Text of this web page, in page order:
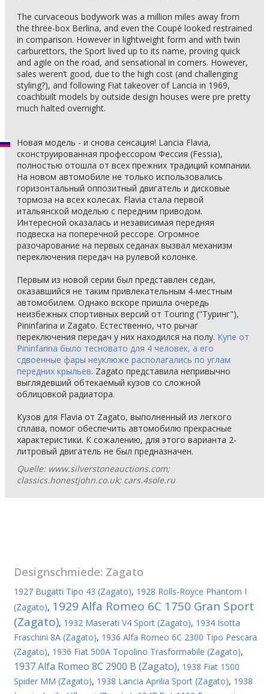
The curvaceous bodywork was a million miles away from
the three-box Berlina, and even the Coupé looked restrained
in comparison. However in lightweight form and with twin
carburettors, the Sport lived up to its name, proving quick
and agile on the road, and sensational in corners. However,
sales weren’t good, due to the high cost (and challenging
styling?), and following Fiat takeover of Lancia in 1969,
coachbuilt models by outside design houses were pre pretty
much halted overnight.
Новая модель - и снова сенсация! Lancia Flavia,
сконструированная профессором Фессия (Fessia),
полностью отошла от всех прежних традиций компании.
На новом автомобиле не только использовались
горизонтальный оппозитный двигатель и дисковые
тормоза на всех колесах. Flavia стала первой
итальянской моделью с передним приводом.
Интересной оказалась и независимая передняя
подвеска на поперечной рессоре. Огромное
разочарование на первых седанах вызвал механизм
переключения передач на рулевой колонке.
Первым из новой серии был представлен седан,
оказавшийся не таким привлекательным 4-местным
автомобилем. Однако вскоре пришла очередь
неизбежных спортивных версий от Touring ("Туринг"),
Pininfarina и Zagato. Естественно, что рычаг
переключения передач у них находился на полу. Купе от
Pininfarina было тесновато для 4 человек, а его
сдвоенные фары неуклюже располагались по углам
передних крыльев. Zagato представила непривычно
выглядевший обтекаемый кузов со сложной
облицовкой радиатора.
Кузов для Flavia от Zagato, выполненный из легкого
сплава, помог обеспечить автомобилю прекрасные
характеристики. К сожалению, для этого варианта 2-
литровый двигатель не был предназначен.
Quelle: www.silverstoneauctions.com;
classics.honestjohn.co.uk; cars.4sole.ru
Designschmiede: Zagato
1927 Bugatti Tipo 43 (Zagato), 1928 Rolls-Royce Phantom I
(Zagato), 1929 Alfa Romeo 6C 1750 Gran Sport
(Zagato), 1932 Maserati V4 Sport (Zagato), 1934 Isotta
Fraschini 8A (Zagato), 1936 Alfa Romeo 6C 2300 Tipo Pescara
(Zagato), 1936 Fiat 500A Topolino Trasformabile (Zagato),
1937 Alfa Romeo 8C 2900 B (Zagato), 1938 Fiat 1500
Spider MM (Zagato), 1938 Lancia Aprilia Sport (Zagato), 1938